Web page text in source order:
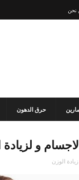
نحن
حرق الدهون
و لزيادة
زيادة الوزن